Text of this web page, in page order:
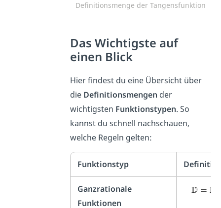
Definitionsmenge der Tangensfunktion
Das Wichtigste auf
einen Blick
Hier findest du eine Übersicht über
die Definitionsmengen der
wichtigsten Funktionstypen. So
kannst du schnell nachschauen,
welche Regeln gelten:
Funktionstyp
Ganzrationale
Funktionen